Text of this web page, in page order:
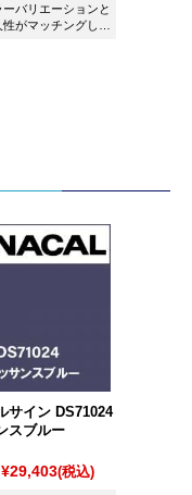
ーバリエーションと
がマッチングした
サイン DS71024
スブルー
(税込)